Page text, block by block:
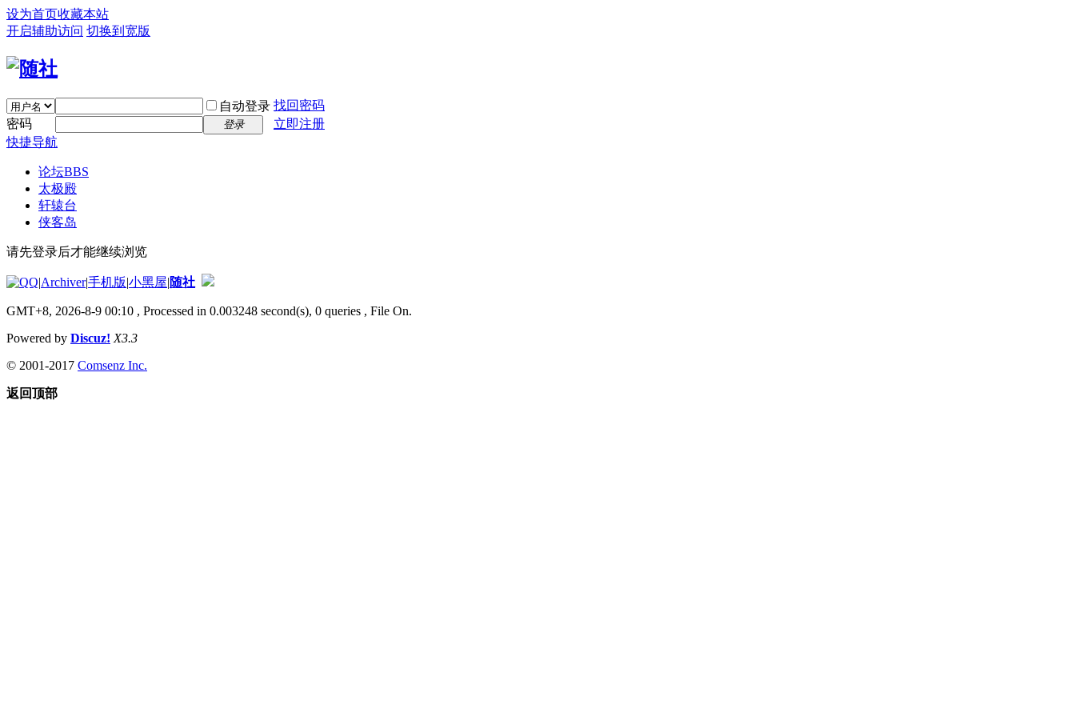
设为首页收藏本站
开启辅助访问 切换到宽版
自动登录 找回密码
密码
登录
立即注册
快捷导航
论坛BBS
太极殿
轩辕台
侠客岛
请先登录后才能继续浏览
|Archiver|手机版|小黑屋|随社
GMT+8, 2026-8-9 00:10 , Processed in 0.003248 second(s), 0 queries , File On.
Powered by Discuz! X3.3
© 2001-2017 Comsenz Inc.
返回顶部